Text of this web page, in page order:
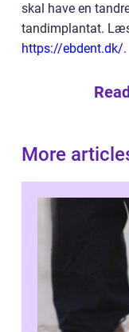
skal have en
tandimplantat.
https://ebdent.dk/.
More